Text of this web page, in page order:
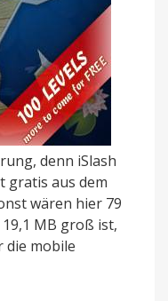
denn iSlash
gratis aus dem
wären hier 79
MB groß ist,
die mobile